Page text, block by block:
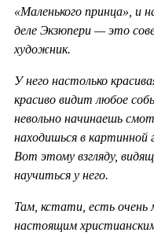
«Маленького принца», и
деле Экзюпери — это
художник.
У него настолько
красиво видит любое
невольно начинаешь
находишься в картинной
Вот этому взгляду,
научиться у него.
Там, кстати, есть очень
настоящим